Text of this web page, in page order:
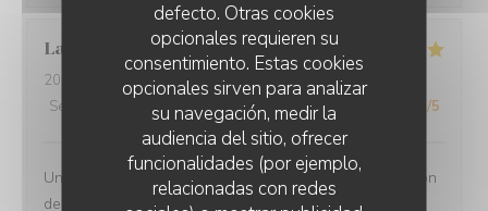
defecto. Otras cookies
opcionales requieren su
consentimiento. Estas cookies
opcionales sirven para analizar
su navegación, medir la
audiencia del sitio, ofrecer
funcionalidades (por ejemplo,
relacionadas con redes
Laurence
2026-07-27 - 20:00 - Invitados 2
Servicio
Ambiente : 5/5 Menú :5/5 Calidad / Precio /5
Un moment très agréable en terrasse - Jolie présentation
des plats - portions copieuses - Service au top dans la